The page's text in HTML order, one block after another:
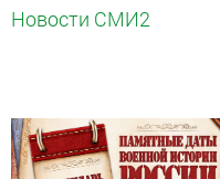
Новости СМИ2